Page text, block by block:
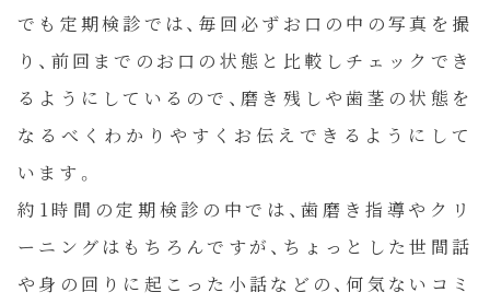
でも定期検診では、毎回必ずお口の中の写真を撮
り、前回までのお口の状態と比較しチェックでき
るようにしているので、磨き残しや歯茎の状態を
なるべくわかりやすくお伝えできるようにして
います。
約1時間の定期検診の中では、歯磨き指導やクリ
ーニングはもちろんですが、ちょっとした世間話
や身の回りに起こった小話などの、何気ないコミ